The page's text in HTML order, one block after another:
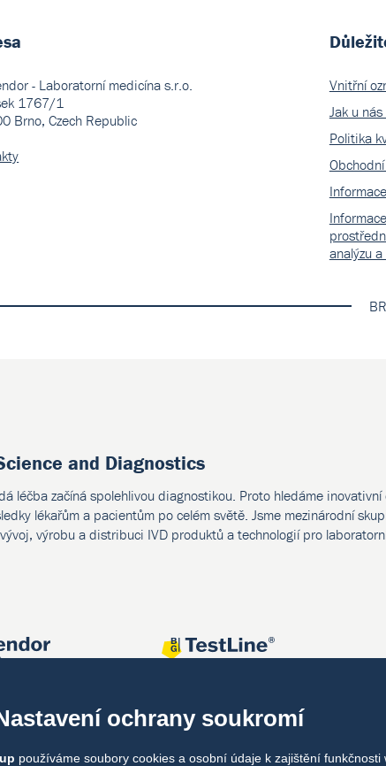
- Laboratorní medicína s.r.o.
1767/1
Brno, Czech Republic
Vnitřní
Jak u
Politika
analýzu
and Diagnostics
léčba začíná spolehlivou diagnostikou. Proto hledáme
lékařům a pacientům po celém světě. Jsme mezinárodní
výrobu a distribuci IVD produktů a technologií pro
ochrany soukromí
používáme soubory cookies a osobní údaje k zajištění funkčnosti